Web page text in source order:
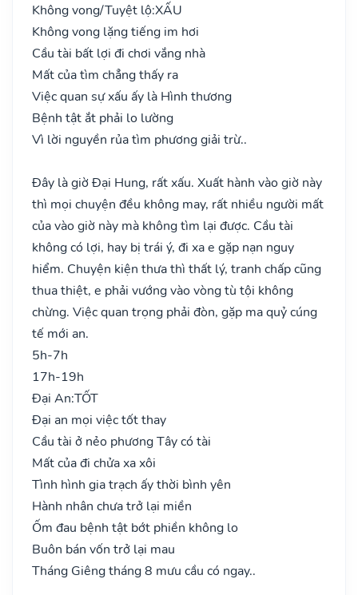
Không vong/Tuyệt lộ:XẤU
Không vong lặng tiếng im hơi
Cầu tài bất lợi đi chơi vắng nhà
Mất của tìm chẳng thấy ra
Việc quan sự xấu ấy là Hình thương
Bệnh tật ắt phải lo lường
Vì lời nguyền rủa tìm phương giải trừ..
Đây là giờ Đại Hung, rất xấu. Xuất hành vào giờ này
thì mọi chuyện đều không may, rất nhiều người mất
của vào giờ này mà không tìm lại được. Cầu tài
không có lợi, hay bị trái ý, đi xa e gặp nạn nguy
hiểm. Chuyện kiện thưa thì thất lý, tranh chấp cũng
thua thiệt, e phải vướng vào vòng tù tội không
chừng. Việc quan trọng phải đòn, gặp ma quỷ cúng
tế mới an.
5h-7h
17h-19h
Đại An:TỐT
Đại an mọi việc tốt thay
Cầu tài ở nẻo phương Tây có tài
Mất của đi chửa xa xôi
Tình hình gia trạch ấy thời bình yên
Hành nhân chưa trở lại miền
Ốm đau bệnh tật bớt phiền không lo
Buôn bán vốn trở lại mau
Tháng Giêng tháng 8 mưu cầu có ngay..